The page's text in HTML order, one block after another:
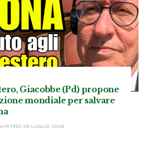
Giacobbe (Pd) propone
mondiale per salvare
28 LUGLIO 2026